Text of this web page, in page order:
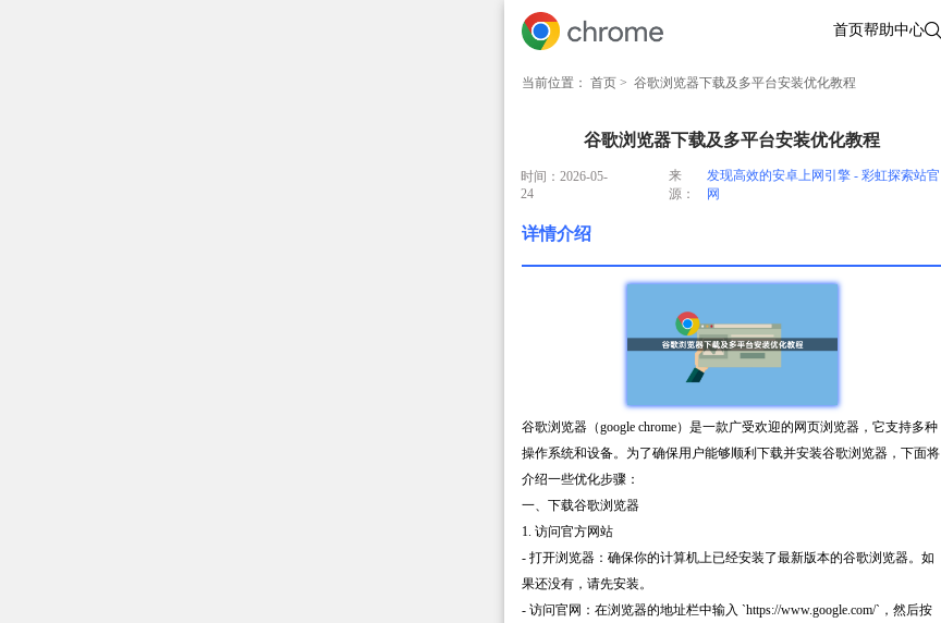
首页帮助中心
当前位置： 首页 > 谷歌浏览器下载及多平台安装优化教程
谷歌浏览器下载及多平台安装优化教程
时间：2026-05-
24
来
源：
发现高效的安卓上网引擎 - 彩虹探索站官
网
详情介绍
谷歌浏览器（google chrome）是一款广受欢迎的网页浏览器，它支持多种
操作系统和设备。为了确保用户能够顺利下载并安装谷歌浏览器，下面将
介绍一些优化步骤：
一、下载谷歌浏览器
1. 访问官方网站
- 打开浏览器：确保你的计算机上已经安装了最新版本的谷歌浏览器。如
果还没有，请先安装。
- 访问官网：在浏览器的地址栏中输入 `https://www.google.com/`，然后按